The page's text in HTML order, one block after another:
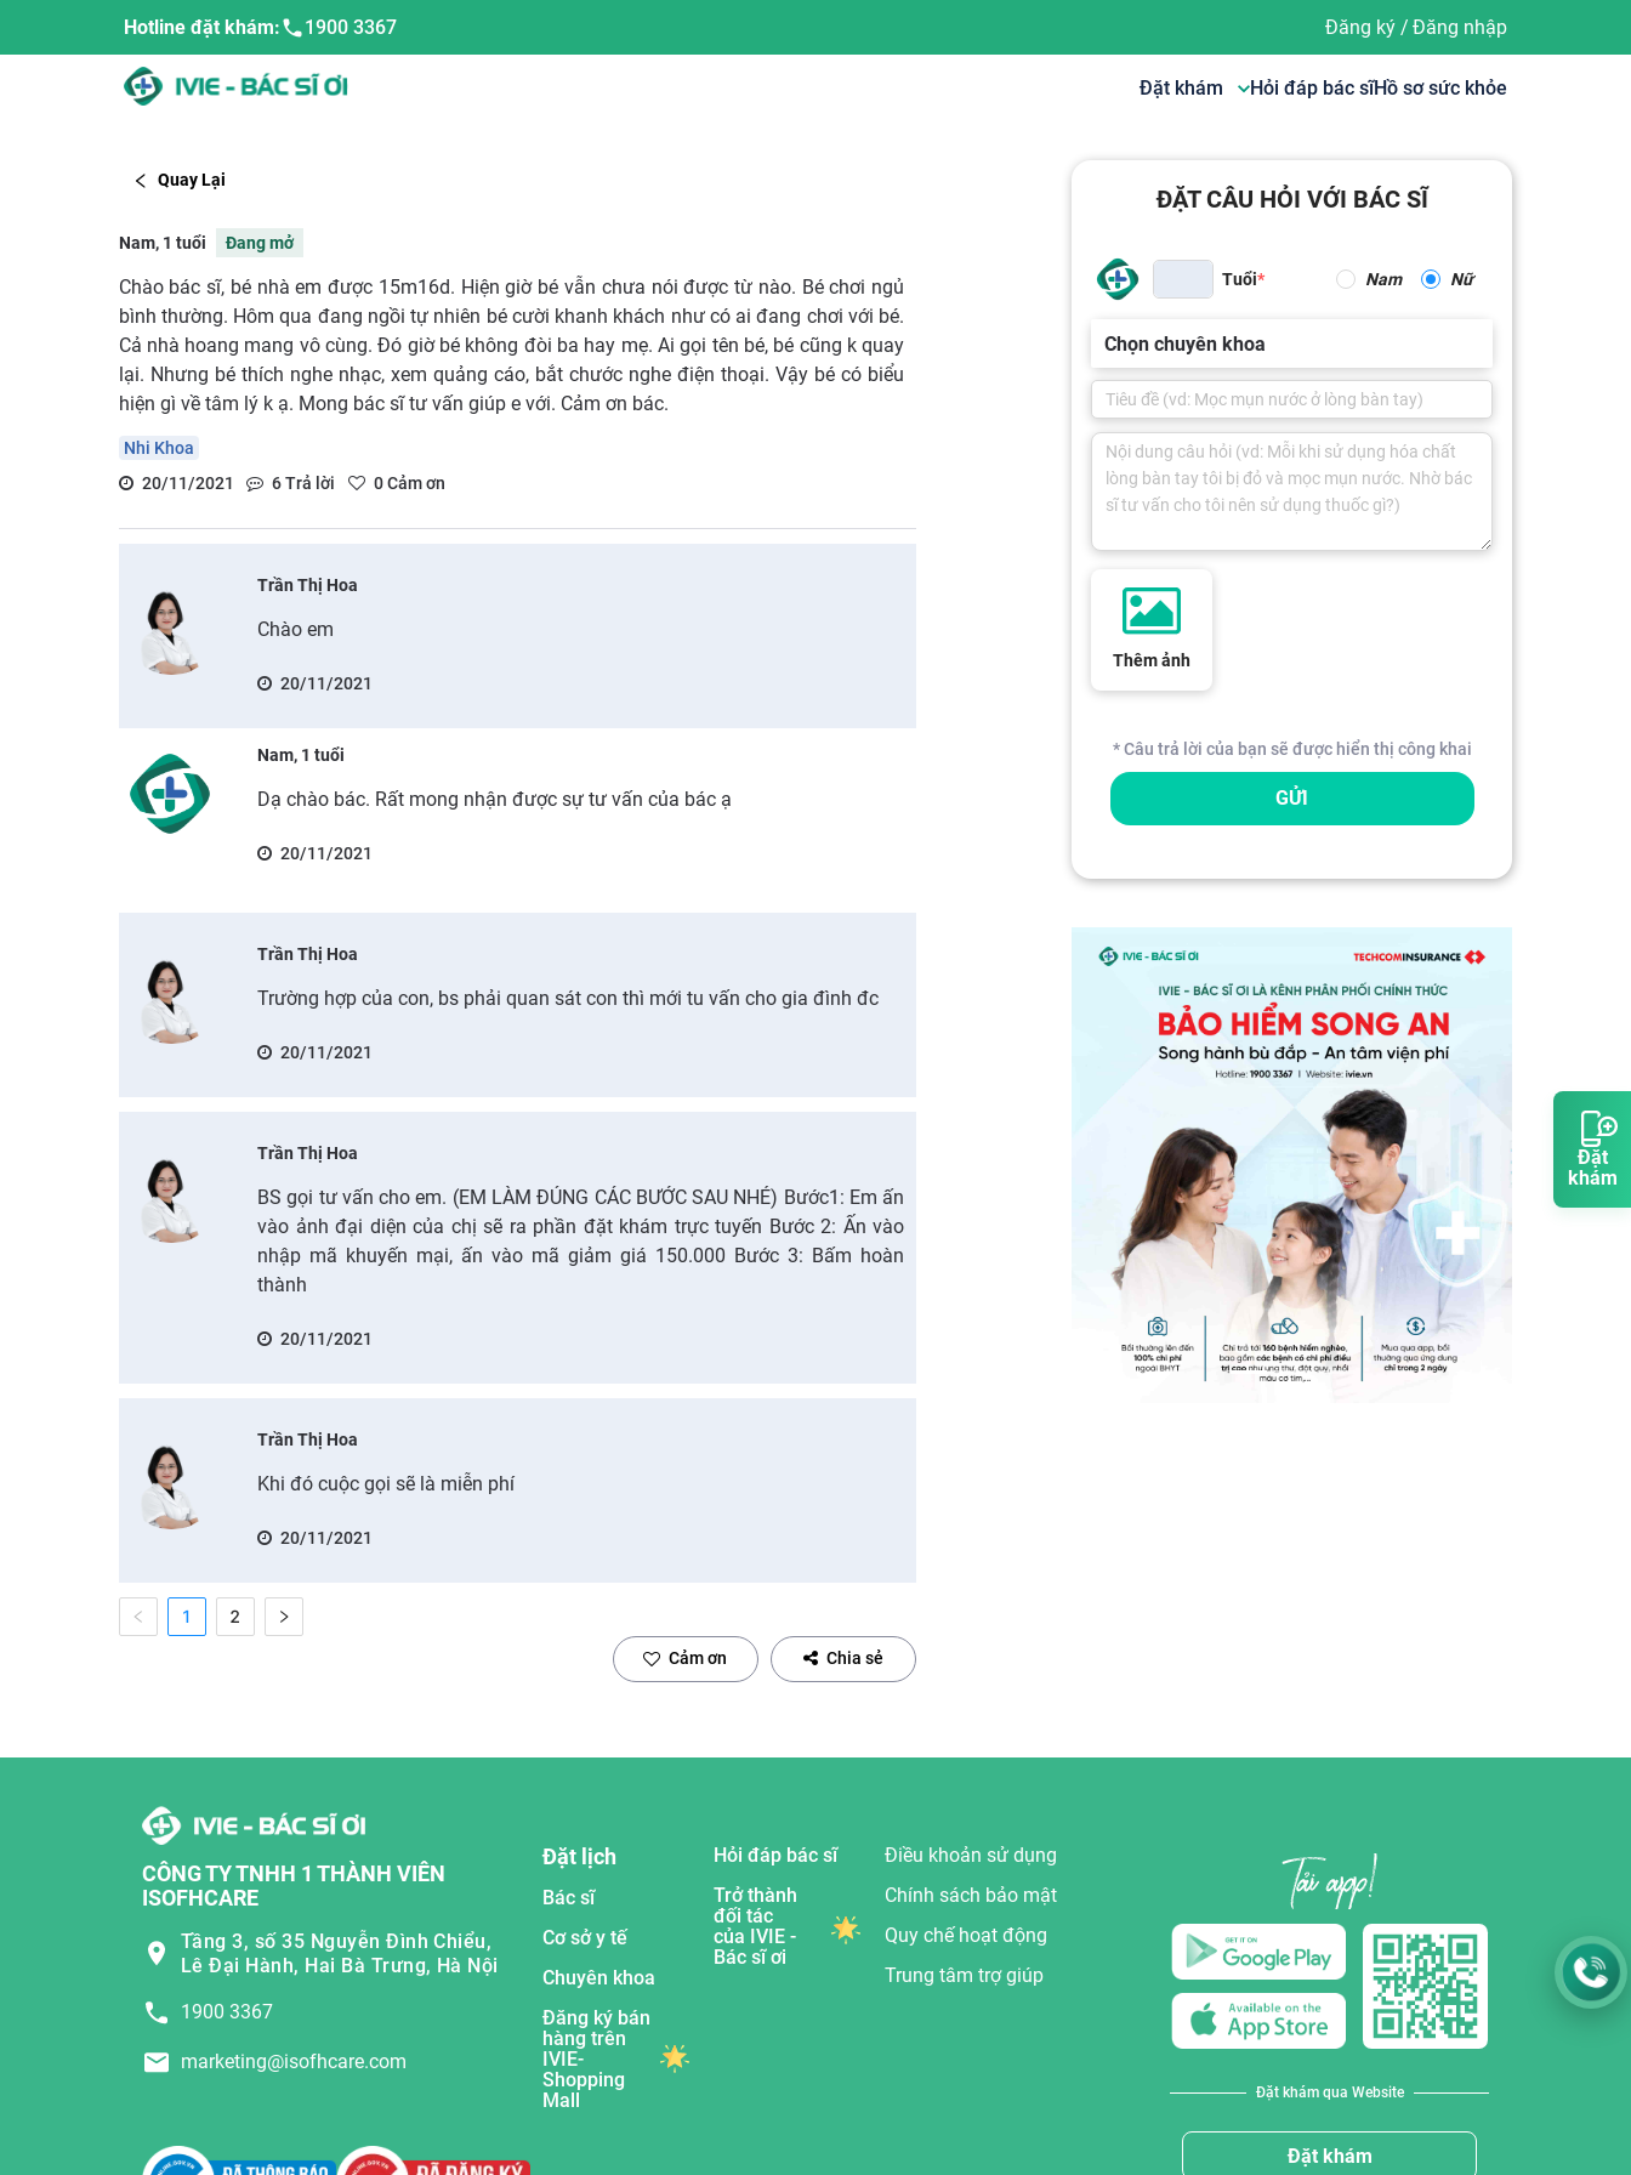
Đặt
khám
Hotline đặt khám: 1900 3367 Đăng ký/ Đăng nhập
Đặt khám Hỏi đáp bác sĩHồ sơ sức khỏe
Quay Lại
Nam, 1 tuổi Đang mở
Chào bác sĩ, bé nhà em được 15m16d. Hiện giờ bé vẫn chưa nói được từ nào. Bé chơi ngủ
bình thường. Hôm qua đang ngồi tự nhiên bé cười khanh khách như có ai đang chơi với bé.
Cả nhà hoang mang vô cùng. Đó giờ bé không đòi ba hay mẹ. Ai gọi tên bé, bé cũng k quay
lại. Nhưng bé thích nghe nhạc, xem quảng cáo, bắt chước nghe điện thoại. Vậy bé có biểu
hiện gì về tâm lý k ạ. Mong bác sĩ tư vấn giúp e với. Cảm ơn bác.
Nhi Khoa
20/11/2021
6Trả lời 0Cảm ơn
Trần Thị Hoa
Chào em
20/11/2021
Nam, 1 tuổi
Dạ chào bác. Rất mong nhận được sự tư vấn của bác ạ
20/11/2021
Trần Thị Hoa
Trường hợp của con, bs phải quan sát con thì mới tu vấn cho gia đình đc
20/11/2021
Trần Thị Hoa
BS gọi tư vấn cho em. (EM LÀM ĐÚNG CÁC BƯỚC SAU NHÉ) Bước1: Em ấn
vào ảnh đại diện của chị sẽ ra phần đặt khám trực tuyến Bước 2: Ấn vào
nhập mã khuyến mại, ấn vào mã giảm giá 150.000 Bước 3: Bấm hoàn
thành
20/11/2021
Trần Thị Hoa
Khi đó cuộc gọi sẽ là miễn phí
20/11/2021
1 2
Cảm ơn Chia sẻ
ĐẶT CÂU HỎI VỚI BÁC SĨ
Tuổi Nam Nữ
Chọn chuyên khoa
Thêm ảnh
* Câu trả lời của bạn sẽ được hiển thị công khai
GỬI
CÔNG TY TNHH 1 THÀNH VIÊN
ISOFHCARE
Tầng 3, số 35 Nguyễn Đình Chiểu,
Lê Đại Hành, Hai Bà Trưng, Hà Nội
1900 3367
marketing@isofhcare.com
Đặt lịch
Bác sĩ
Cơ sở y tế
Chuyên khoa
Đăng ký bán
hàng trên
IVIE-
Shopping
Mall
Hỏi đáp bác sĩ
Trở thành
đối tác
của IVIE -
Bác sĩ ơi
Điều khoản sử dụng
Chính sách bảo mật
Quy chế hoạt động
Trung tâm trợ giúp
Đặt khám qua Website
Đặt khám